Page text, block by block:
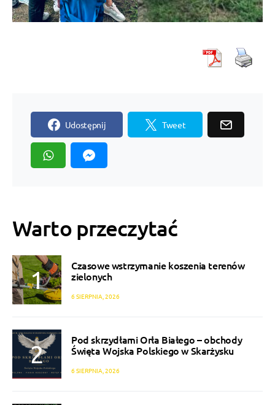
Udostępnij Tweet
Warto przeczytać
Czasowe wstrzymanie koszenia terenów
zielonych
6 SIERPNIA, 2026
Pod skrzydłami Orła Białego – obchody
Święta Wojska Polskiego w Skarżysku
6 SIERPNIA, 2026